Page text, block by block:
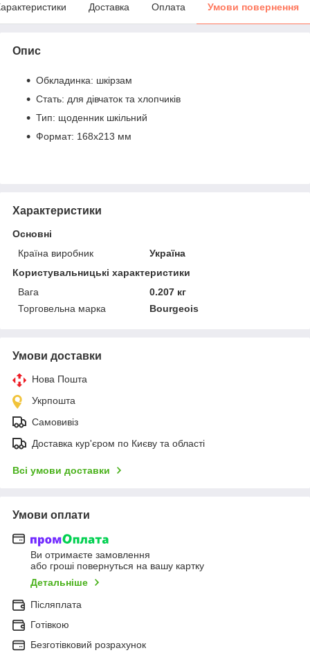
Доставка Оплата Умови повернення
Опис
Обкладинка: шкірзам
Стать: для дівчаток та хлопчиків
Тип: щоденник шкільний
Формат: 168x213 мм
Характеристики
Основні
Країна виробник
Україна
Користувальницькі характеристики
Вага
0.207 кг
Торговельна марка
Bourgeois
Умови доставки
Нова Пошта
Укрпошта
Самовивіз
Доставка кур'єром по Києву та області
Всі умови доставки
Умови оплати
Ви отримаєте замовлення
або гроші повернуться на вашу картку
Детальніше
Післяплата
Готівкою
Безготівковий розрахунок